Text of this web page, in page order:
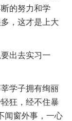
的努力和学
，这才是上大
出去实习一
学子拥有绚丽
狂，经不住暴
闻窗外事，一心